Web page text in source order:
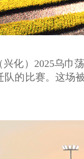
化）2025乌巾
的比赛。这场